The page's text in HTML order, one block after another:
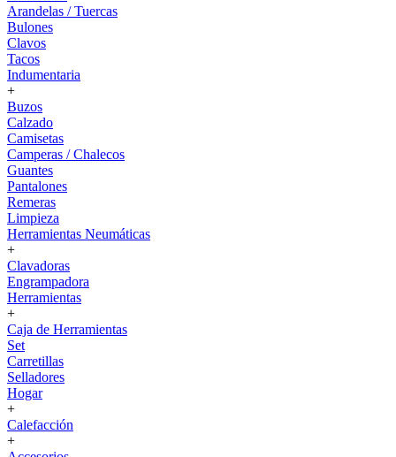
Arandelas / Tuercas
Bulones
Clavos
Tacos
Indumentaria
+
Buzos
Calzado
Camisetas
Camperas / Chalecos
Guantes
Pantalones
Remeras
Limpieza
Herramientas Neumáticas
+
Clavadoras
Engrampadora
Herramientas
+
Caja de Herramientas
Set
Carretillas
Selladores
Hogar
+
Calefacción
+